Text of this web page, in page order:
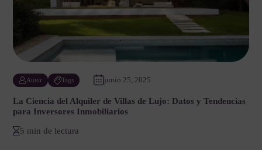
Autor Tags junio 25, 2025
La Ciencia del Alquiler de Villas de Lujo: Datos y Tendencias
para Inversores Inmobiliarios
5 min de lectura